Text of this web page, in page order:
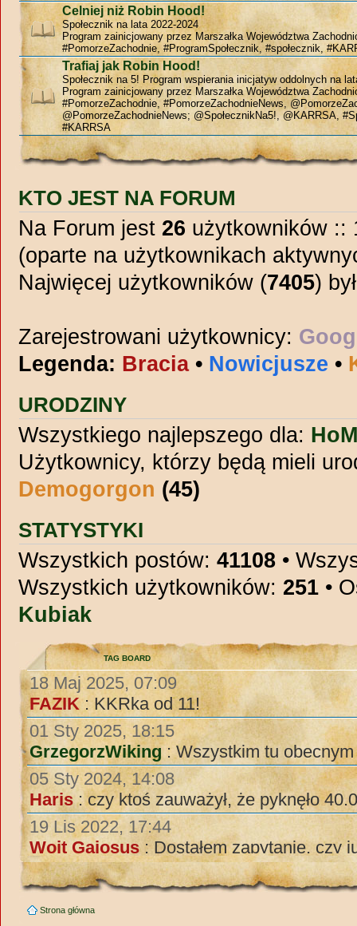
Celniej niż Robin Hood!
Społecznik na lata 2022-2024
Program zainicjowany przez Marszałka Województwa
#PomorzeZachodnie, #ProgramSpołecznik, #społecznik,
Trafiaj jak Robin Hood!
Społecznik na 5! Program wspierania inicjatyw oddolnych na
Program zainicjowany przez Marszałka Województwa
#PomorzeZachodnie, #PomorzeZachodnieNews,
@PomorzeZachodnieNews; @SpołecznikNa5!, @KARRSA,
#KARRSA
KTO JEST NA FORUM
Na Forum jest 26 użytkowników ::
(oparte na użytkownikach
Najwięcej użytkowników (7405)
Zarejestrowani użytkownicy:
Legenda: Bracia• Nowicjusze •
URODZINY
Wszystkiego najlepszego dla:
Użytkownicy, którzy będą mieli
Demogorgon (45)
STATYSTYKI
Wszystkich postów:41108 •
Wszystkich użytkowników: 251 •
Kubiak
TAG BOARD
Strona główna